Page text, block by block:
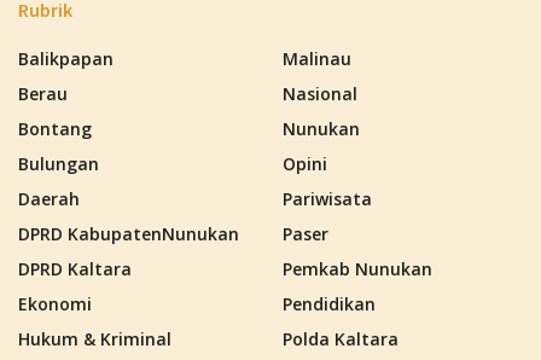
Rubrik
Balikpapan
Berau
Bontang
Bulungan
Daerah
DPRD KabupatenNunukan
DPRD Kaltara
Ekonomi
Hukum & Kriminal
Malinau
Nasional
Nunukan
Opini
Pariwisata
Paser
Pemkab Nunukan
Pendidikan
Polda Kaltara